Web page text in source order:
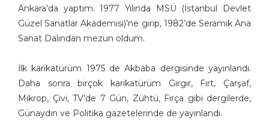
Asaf Koçak
Aşkın Ayrancıoğlu
Atay SÖZER
Attila Peken
Ayhan Kiraz
Ayşe Işın
Ayten Köse
Ankara’da yaptım. 1977 Yılında MSÜ (İstanbul Devlet
Güzel Sanatlar Akademisi)’ne girip, 1982’de Seramik Ana
Sanat Dalından mezun oldum.
İlk karikatürüm 1975 de Akbaba dergisinde yayınlandı.
Daha sonra birçok karikatürüm Gırgır, Fırt, Çarşaf,
Mikrop, Çivi, TV’de 7 Gün, Zühtü, Fırça gibi dergilerde,
Günaydın ve Politika gazetelerinde de yayınlandı.